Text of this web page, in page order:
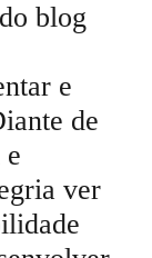
blog
e
de
ver